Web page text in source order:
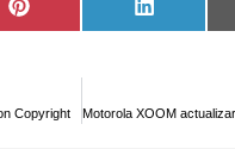
Compartir
en
Pinterest
en
LinkedIn
Copyright